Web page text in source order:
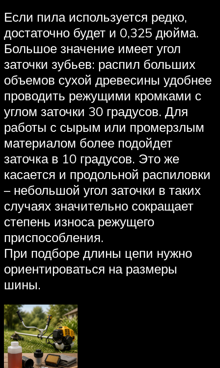
Если пила используется редко,
достаточно будет и 0,325 дюйма.
Большое значение имеет угол
заточки зубьев: распил больших
объемов сухой древесины удобнее
проводить режущими кромками с
углом заточки 30 градусов. Для
работы с сырым или промерзлым
материалом более подойдет
заточка в 10 градусов. Это же
касается и продольной распиловки
– небольшой угол заточки в таких
случаях значительно сокращает
степень износа режущего
приспособления.
При подборе длины цепи нужно
ориентироваться на размеры
шины.